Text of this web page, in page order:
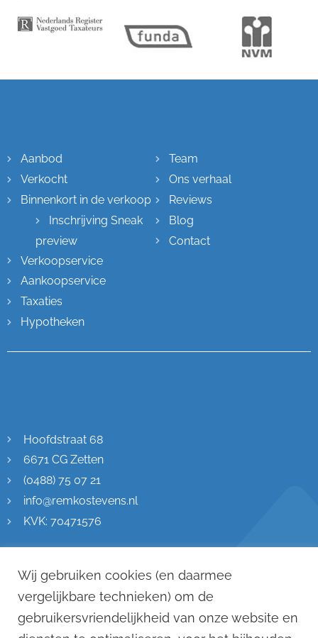
Aanbod
Verkocht
Binnenkort in de verkoop
Inschrijving Sneak
preview
Verkoopservice
Aankoopservice
Taxaties
Hypotheken
Team
Ons verhaal
Reviews
Blog
Contact
Hoofdstraat 68
6671 CG Zetten
(0488) 75 07 21
info@remkostevens.nl
KVK: 70471576
Wij gebruiken cookies (en daarmee
vergelijkbare technieken) om de
gebruikersvriendelijkheid van onze website en